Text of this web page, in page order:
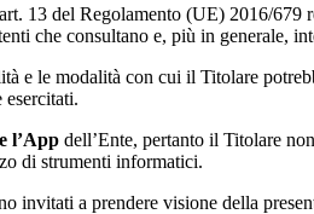
13 del Regolamento (UE) 2016/
che consultano e, più in generale,
e le modalità con cui il Titolare
esercitati.
l’App dell’Ente, pertanto il Titolare
di strumenti informatici.
invitati a prendere visione della